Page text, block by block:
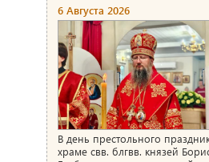
6 Августа 2026
В день престольного
храме свв. блгвв. князей